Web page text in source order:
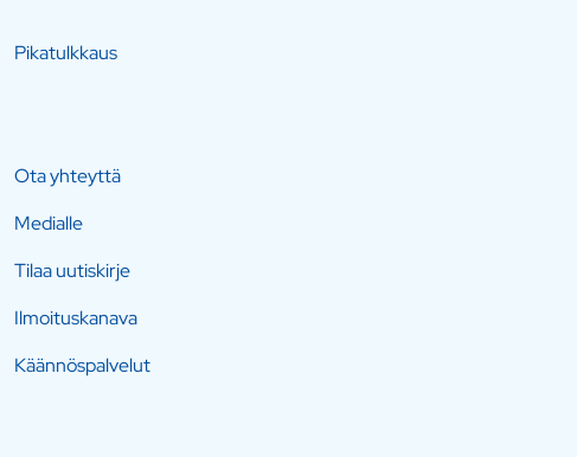
Pikatulkkaus
Ota yhteyttä
Medialle
Tilaa uutiskirje
Ilmoituskanava
Käännöspalvelut